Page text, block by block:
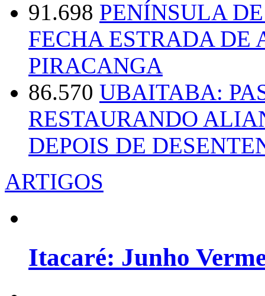
91.698 PENÍNSULA
FECHA ESTRADA DE
PIRACANGA
86.570 UBAITABA:
RESTAURANDO
DEPOIS DE
ARTIGOS
Itacaré: Junho